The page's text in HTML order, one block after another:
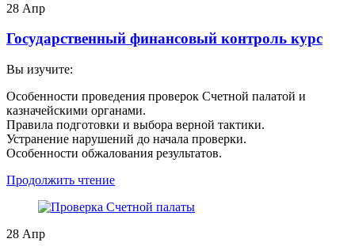
28 Апр
Государственный финансовый контроль курс
Вы изучите:
Особенности проведения проверок Счетной палатой и
казначейскими органами.
Правила подготовки и выбора верной тактики.
Устранение нарушений до начала проверки.
Особенности обжалования результатов.
Продолжить чтение
28 Апр